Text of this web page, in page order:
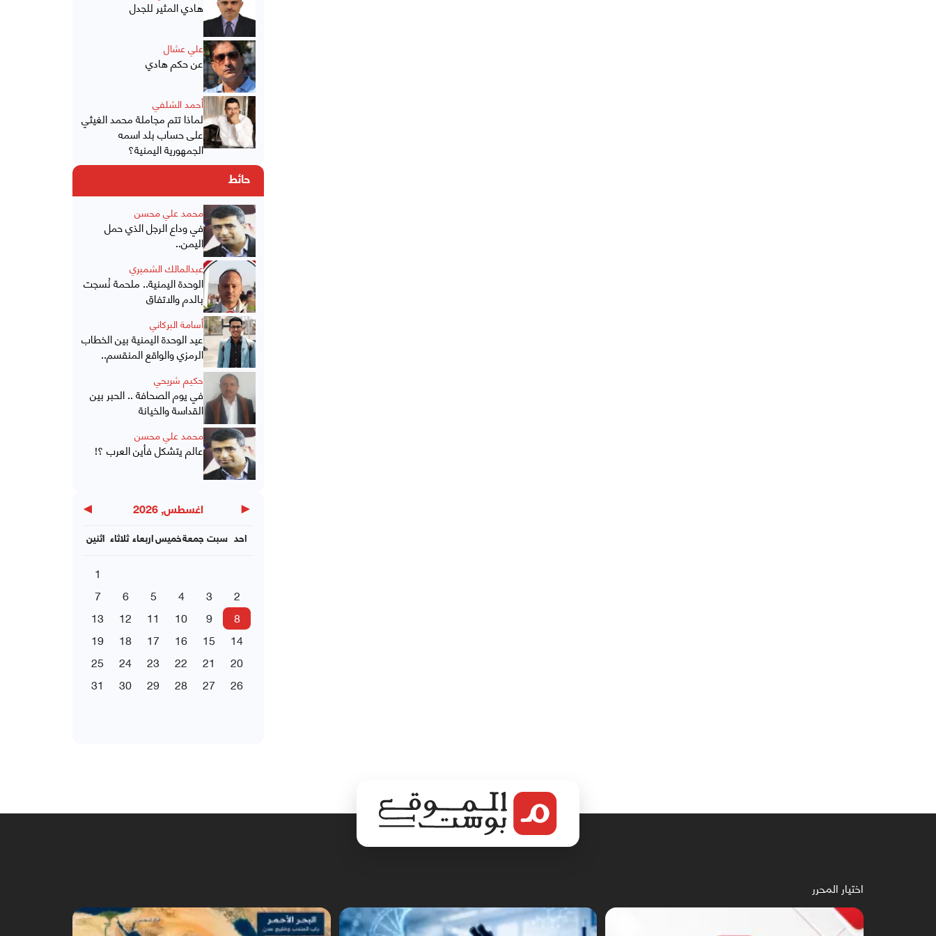
هادي المثير للجدل
علي عشال
عن حكم هادي
أحمد الشلفي
لماذا تتم مجاملة محمد الغيثي
على حساب بلد اسمه
الجمهورية اليمنية؟
حائط
محمد علي محسن
في وداع الرجل الذي حمل
اليمن..
عبدالمالك الشميري
الوحدة اليمنية.. ملحمة نُسجت
بالدم والاتفاق
أسامة البركاني
عيد الوحدة اليمنية بين الخطاب
الرمزي والواقع المنقسم..
حكيم شريحي
في يوم الصحافة .. الحبر بين
القداسة والخيانة
محمد علي محسن
عالم يتشكل فأين العرب ؟!
◀ اغسطس, 2026 ▶
اثنين ثلاثاء اربعاءخميسجمعة سبت احد
1
2
3
4
5
6
7
8
9
10
11
12
13
14
15
16
17
18
19
20
21
22
23
24
25
26
27
28
29
30
31
اختيار المحرر